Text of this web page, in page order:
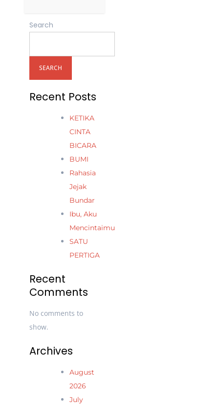
Search
SEARCH
Recent Posts
KETIKA
CINTA
BICARA
BUMI
Rahasia
Jejak
Bundar
Ibu, Aku
Mencintaimu
SATU
PERTIGA
Recent
Comments
No comments to
show.
Archives
August
2026
July